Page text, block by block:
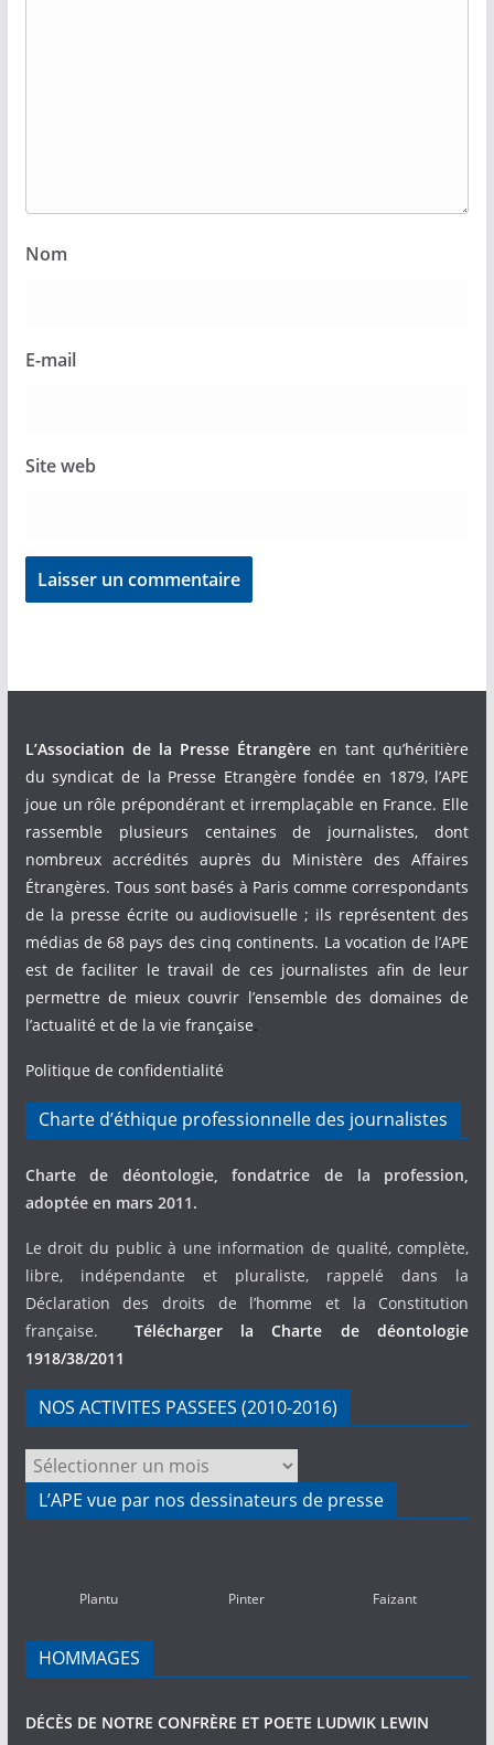
Nom
E-mail
Site web
L’Association de la Presse Étrangèreen tant qu’héritière
du syndicat de la Presse Etrangère fondée en 1879, l’APE
joue un rôle prépondérant et irremplaçable en France. Elle
rassemble plusieurs centaines de journalistes, dont
nombreux accrédités auprès du Ministère des Affaires
Étrangères. Tous sont basés à Paris comme correspondants
de la presse écrite ou audiovisuelle ; ils représentent des
médias de 68 pays des cinq continents. La vocation de l’APE
est de faciliter le travail de ces journalistes afin de leur
permettre de mieux couvrir l’ensemble des domaines de
l’actualité et de la vie française.
Politique de confidentialité
Charte d’éthique professionnelle des journalistes
Charte de déontologie, fondatrice de la profession,
adoptée en mars 2011.
Le droit du public à une information de qualité, complète,
libre, indépendante et pluraliste, rappelé dans la
Déclaration des droits de l’homme et la Constitution
française. Télécharger la Charte de déontologie
1918/38/2011
NOS ACTIVITES PASSEES (2010-2016)
NOS
ACTIVITES
PASSEES
L’APE vue par nos dessinateurs de presse
Plantu Pinter Faizant
HOMMAGES
DÉCÈS DE NOTRE CONFRÈRE ET POETE LUDWIK LEWIN